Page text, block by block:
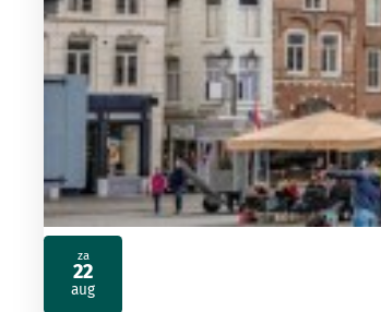
za
22
aug
2026